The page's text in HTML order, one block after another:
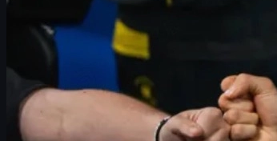
GamerLegion a defilat prin Lower Bracket cu
În continuare, analizăm în detaliu ce s-a
economia de
skin-uri CS2, un element tot mai
Cum a evitat Vitality dezastrul
Vitality a intrat în IEM Atlanta 2026 cu statutul